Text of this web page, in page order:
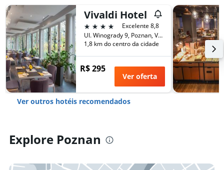
Vivaldi Hotel
4 estrelas
Excelente 8,8
Ul. Winogrady 9, Poznan, Voivodia da Grande Polônia, Polônia
1,8 km do centro da cidade
R$ 295
Ver oferta
Ver outros hotéis recomendados
Explore Poznan